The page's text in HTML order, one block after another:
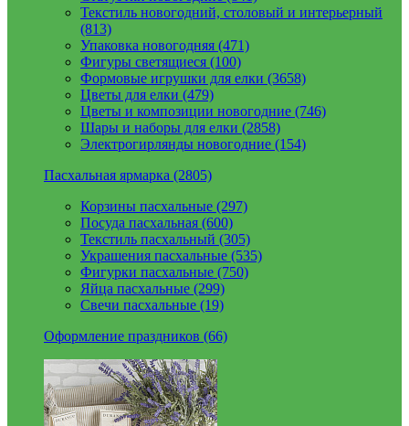
Текстиль новогодний, столовый и интерьерный
(813)
Упаковка новогодняя (471)
Фигуры светящиеся (100)
Формовые игрушки для елки (3658)
Цветы для елки (479)
Цветы и композиции новогодние (746)
Шары и наборы для елки (2858)
Электрогирлянды новогодние (154)
Пасхальная ярмарка (2805)
Корзины пасхальные (297)
Посуда пасхальная (600)
Текстиль пасхальный (305)
Украшения пасхальные (535)
Фигурки пасхальные (750)
Яйца пасхальные (299)
Свечи пасхальные (19)
Оформление праздников (66)